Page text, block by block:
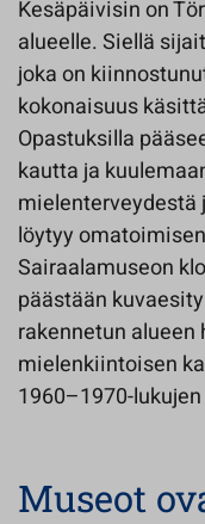
Kesäpäivisin on
alueelle. Siellä
joka on
kokonaisuus
Opastuksilla
kautta ja
löytyy
Sairaalamuseon
päästään
rakennetun
mielenkiintoisen
1960–1970-
Museot